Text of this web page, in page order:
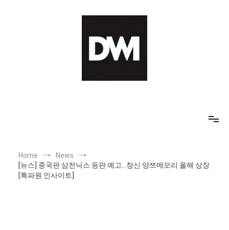
Home
News
[뉴스] 중국판 삼전닉스 등판 예고…창신·양쯔메모리 올해 상장
[특파원 인사이트]